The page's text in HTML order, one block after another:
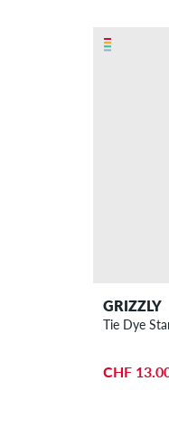
GRIZZLY
Tie Dye
CHF